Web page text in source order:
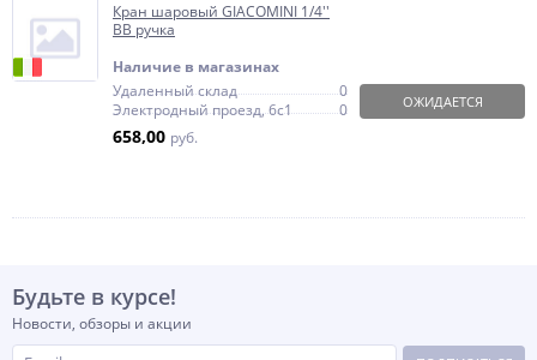
Кран шаровый GIACOMINI 1/4''
ВВ ручка
Наличие в магазинах
Удаленный склад
0
Электродный проезд, 6с1
0
658,00 руб.
ОЖИДАЕТСЯ
Будьте в курсе!
Новости, обзоры и акции